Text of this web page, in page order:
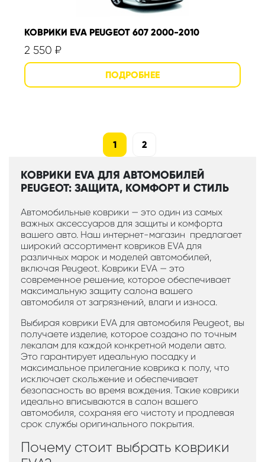
КОВРИКИ EVA PEUGEOT 607 2000-2010
2 550 ₽
1 2
КОВРИКИ EVA ДЛЯ АВТОМОБИЛЕЙ
PEUGEOT: ЗАЩИТА, КОМФОРТ И СТИЛЬ
Автомобильные коврики — это один из самых
важных аксессуаров для защиты и комфорта
вашего авто. Наш интернет-магазин предлагает
широкий ассортимент ковриков EVA для
различных марок и моделей автомобилей,
включая Peugeot. Коврики EVA — это
современное решение, которое обеспечивает
максимальную защиту салона вашего
автомобиля от загрязнений, влаги и износа.
Выбирая коврики EVA для автомобиля Peugeot, вы
получаете изделие, которое создано по точным
лекалам для каждой конкретной модели авто.
Это гарантирует идеальную посадку и
максимальное прилегание коврика к полу, что
исключает скольжение и обеспечивает
безопасность во время вождения. Такие коврики
идеально вписываются в салон вашего
автомобиля, сохраняя его чистоту и продлевая
срок службы оригинального покрытия.
Почему стоит выбрать коврики